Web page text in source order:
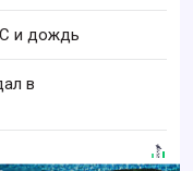
и дождь
в